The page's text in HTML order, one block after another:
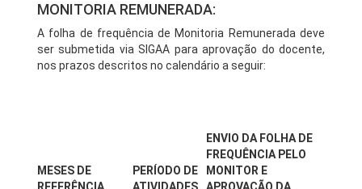
MONITORIA REMUNERADA:
A folha de frequência de Monitoria Remunerada deve
ser submetida via SIGAA para aprovação do docente,
nos prazos descritos no calendário a seguir:
MESES DE
PERÍODO DE
ENVIO DA FOLHA DE
FREQUÊNCIA PELO
MONITOR E